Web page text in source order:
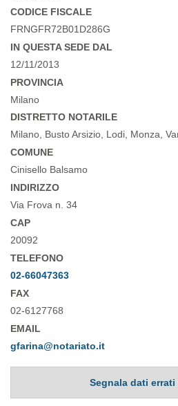
CODICE FISCALE
FRNGFR72B01D286G
IN QUESTA SEDE DAL
12/11/2013
PROVINCIA
Milano
DISTRETTO NOTARILE
Milano, Busto Arsizio, Lodi, Monza,
COMUNE
Cinisello Balsamo
INDIRIZZO
Via Frova n. 34
CAP
20092
TELEFONO
02-66047363
FAX
02-6127768
EMAIL
gfarina@notariato.it
Segnala dati